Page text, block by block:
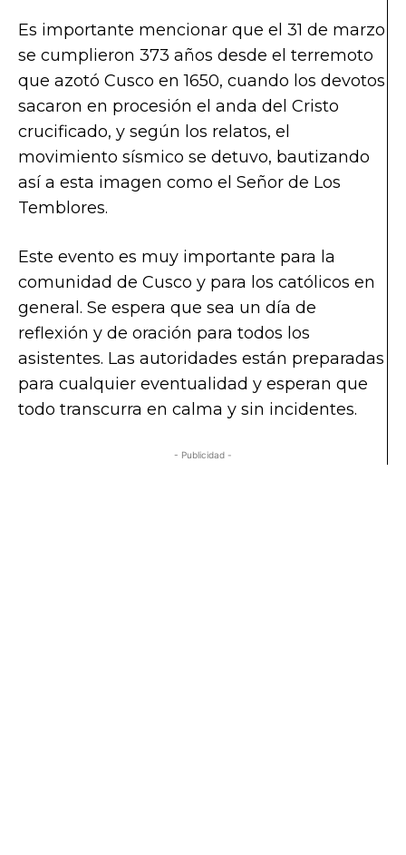
Es importante mencionar que el 31 de marzo
se cumplieron 373 años desde el terremoto
que azotó Cusco en 1650, cuando los devotos
sacaron en procesión el anda del Cristo
crucificado, y según los relatos, el
movimiento sísmico se detuvo, bautizando
así a esta imagen como el Señor de Los
Temblores.
Este evento es muy importante para la
comunidad de Cusco y para los católicos en
general. Se espera que sea un día de
reflexión y de oración para todos los
asistentes. Las autoridades están preparadas
para cualquier eventualidad y esperan que
todo transcurra en calma y sin incidentes.
- Publicidad -